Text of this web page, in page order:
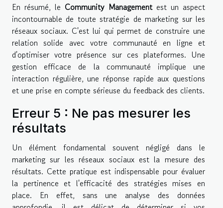
En résumé, le Community Managementest un aspect
incontournable de toute stratégie de marketing sur les
réseaux sociaux. C'est lui qui permet de construire une
relation solide avec votre communauté en ligne et
d'optimiser votre présence sur ces plateformes. Une
gestion efficace de la communauté implique une
interaction régulière, une réponse rapide aux questions
et une prise en compte sérieuse du feedback des clients.
Erreur 5 : Ne pas mesurer les
résultats
Un élément fondamental souvent négligé dans le
marketing sur les réseaux sociaux est la mesure des
résultats. Cette pratique est indispensable pour évaluer
la pertinence et l'efficacité des stratégies mises en
place. En effet, sans une analyse des données